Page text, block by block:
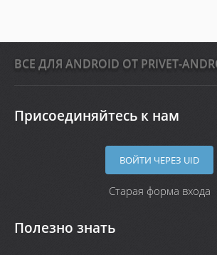
ВСЕ ДЛЯ ANDROID ОТ PRIVET-
Присоединяйтесь к нам
ВОЙТИ ЧЕРЕЗ UID
Старая форма входа
Полезно знать